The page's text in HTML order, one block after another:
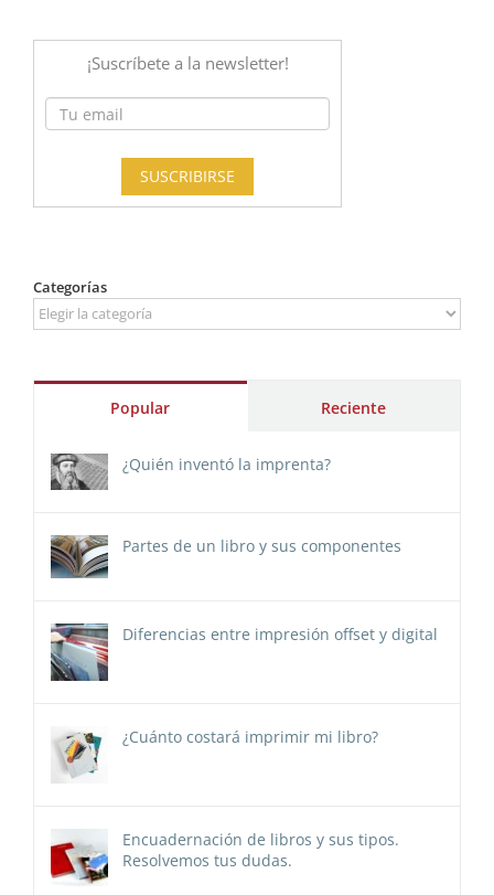
Categorías
Categorías
Popular Reciente
¿Quién inventó la imprenta?
Partes de un libro y sus componentes
Diferencias entre impresión offset y digital
¿Cuánto costará imprimir mi libro?
Encuadernación de libros y sus tipos.
Resolvemos tus dudas.